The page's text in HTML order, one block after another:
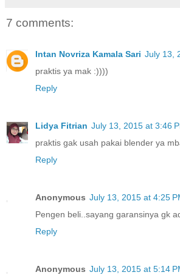
7 comments:
Intan Novriza Kamala Sari July 13,
praktis ya mak :))))
Reply
Lidya Fitrian July 13, 2015 at 3:46
praktis gak usah pakai blender ya
Reply
Anonymous July 13, 2015 at 4:25
Pengen beli..sayang garansinya gk
Reply
Anonymous July 13, 2015 at 5:14